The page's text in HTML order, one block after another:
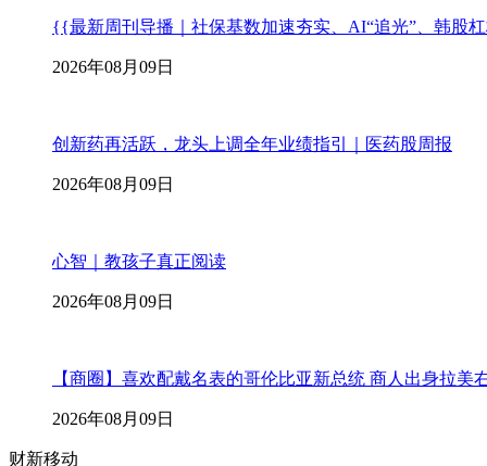
{{最新周刊导播｜社保基数加速夯实、AI“追光”、韩股
2026年08月09日
创新药再活跃，龙头上调全年业绩指引｜医药股周报
2026年08月09日
心智｜教孩子真正阅读
2026年08月09日
【商圈】喜欢配戴名表的哥伦比亚新总统 商人出身拉美
2026年08月09日
财新移动